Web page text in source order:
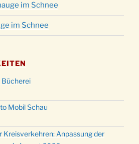
im Schnee
im Schnee
Bücherei
Mobil Schau
Kreisverkehren: Anpassung der